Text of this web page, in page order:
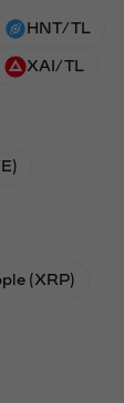
HNT/TL
XAI/TL
(XRP)